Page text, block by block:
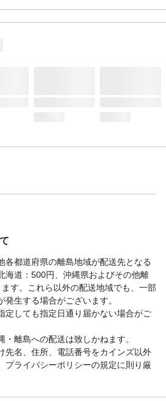
気になる時がありますが、そのときは1
●傷つけ防止の為、敷物を敷いてご使用
さい。
が汚れたときは、きれいな布を使い、
洗剤などでふき取ってから乾いた布で
ふき取ってください。有機溶剤を含ん
さい。
各都道府県の離島地域が配送先となる
海道：500円、沖縄県およびその他離
す。これら以外の配送地域でも、一部
生する場合がございます。
定しても指定日通り届かない場合がご
・離島への配送は致しかねます。
先名、住所、電話番号をカインズ以外
プライバシーポリシーの規定に則り厳